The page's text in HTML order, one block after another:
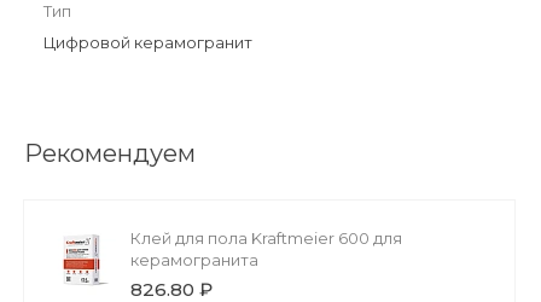
Тип
Цифровой керамогранит
Рекомендуем
Клей для пола Kraftmeier 600 для
керамогранита
826.80 ₽